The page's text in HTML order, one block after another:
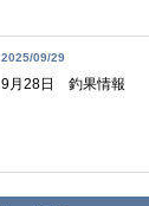
2025/09/29
9月28日 釣果情報